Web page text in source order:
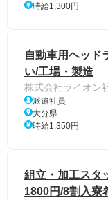
時給1,300円
自動車用ヘッド
い/工場・製造
株式会社ライオン
派遣社員
大分県
時給1,350円
組立・加工スタ
1800円/8割入寮